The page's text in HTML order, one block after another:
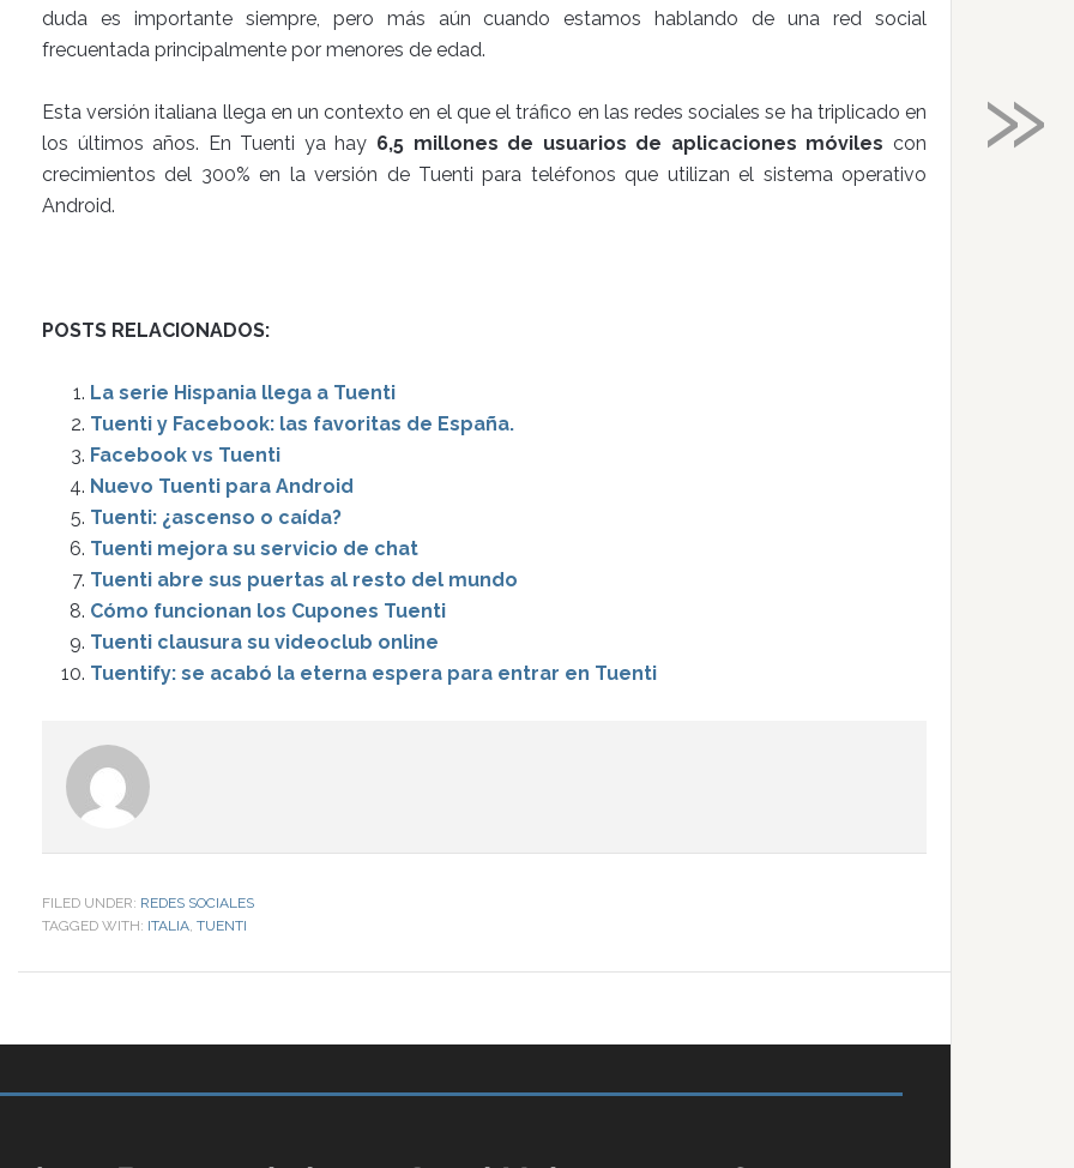
duda es importante siempre, pero más aún cuando estamos hablando de una red social
frecuentada principalmente por menores de edad.
Esta versión italiana llega en un contexto en el que el tráfico en las redes sociales se ha triplicado en
los últimos años. En Tuenti ya hay 6,5 millones de usuarios de aplicaciones móviles con
crecimientos del 300% en la versión de Tuenti para teléfonos que utilizan el sistema operativo
Android.
POSTS RELACIONADOS:
La serie Hispania llega a Tuenti
Tuenti y Facebook: las favoritas de España.
Facebook vs Tuenti
Nuevo Tuenti para Android
Tuenti: ¿ascenso o caída?
Tuenti mejora su servicio de chat
Tuenti abre sus puertas al resto del mundo
Cómo funcionan los Cupones Tuenti
Tuenti clausura su videoclub online
Tuentify: se acabó la eterna espera para entrar en Tuenti
FILED UNDER: REDES SOCIALES
TAGGED WITH: ITALIA, TUENTI
»